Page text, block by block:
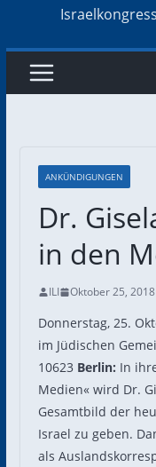
Israelkongress
ANKÜNDIGUNGEN
Dr.
in den
ILI Oktober 25, 2018
Donnerstag, 25.
im Jüdischen
10623 Berlin: In
Medien« wird Dr.
Gesamtbild der
Israel zu geben.
als